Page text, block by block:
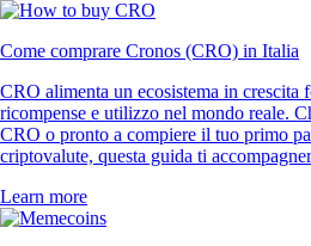
Come comprare Cronos (CRO) in Italia
CRO alimenta un ecosistema in crescita
ricompense e utilizzo nel mondo reale.
CRO o pronto a compiere il tuo primo
criptovalute, questa guida ti
Learn more